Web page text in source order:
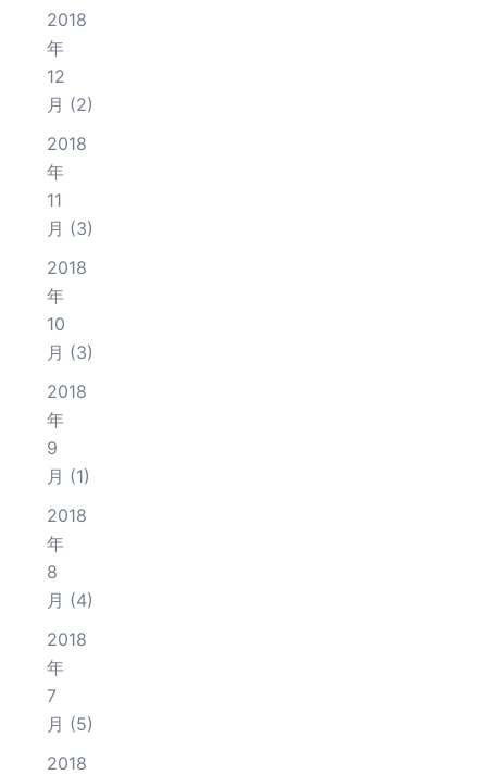
2018
年
12
月 (2)
2018
年
11
月 (3)
2018
年
10
月 (3)
2018
年
9
月 (1)
2018
年
8
月 (4)
2018
年
7
月 (5)
2018